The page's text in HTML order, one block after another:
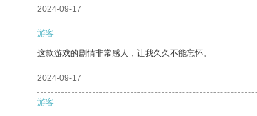
2024-09-17
游客
这款游戏的剧情非常感人，让我久久不能忘怀。
2024-09-17
游客